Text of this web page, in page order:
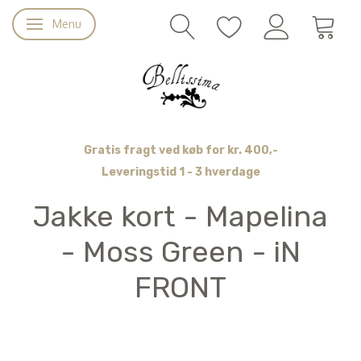
Skifte navigation
Menu
Gratis fragt ved køb for kr. 400,-
Leveringstid 1 - 3 hverdage
Jakke kort - Mapelina
- Moss Green - iN
FRONT